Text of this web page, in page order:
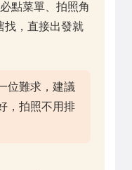
點菜單、拍照角
找，直接出發就
位難求，建議
，拍照不用排